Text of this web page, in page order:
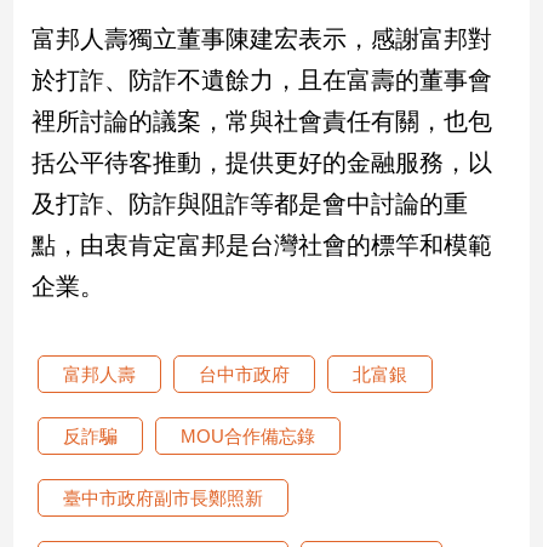
富邦人壽獨立董事陳建宏表示，感謝富邦對
於打詐、防詐不遺餘力，且在富壽的董事會
裡所討論的議案，常與社會責任有關，也包
括公平待客推動，提供更好的金融服務，以
及打詐、防詐與阻詐等都是會中討論的重
點，由衷肯定富邦是台灣社會的標竿和模範
企業。
富邦人壽 台中市政府 北富銀
反詐騙 MOU合作備忘錄
臺中市政府副市長鄭照新